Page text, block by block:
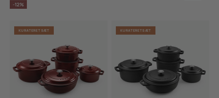
-12%
KURATERET SÆT KURATERET SÆT